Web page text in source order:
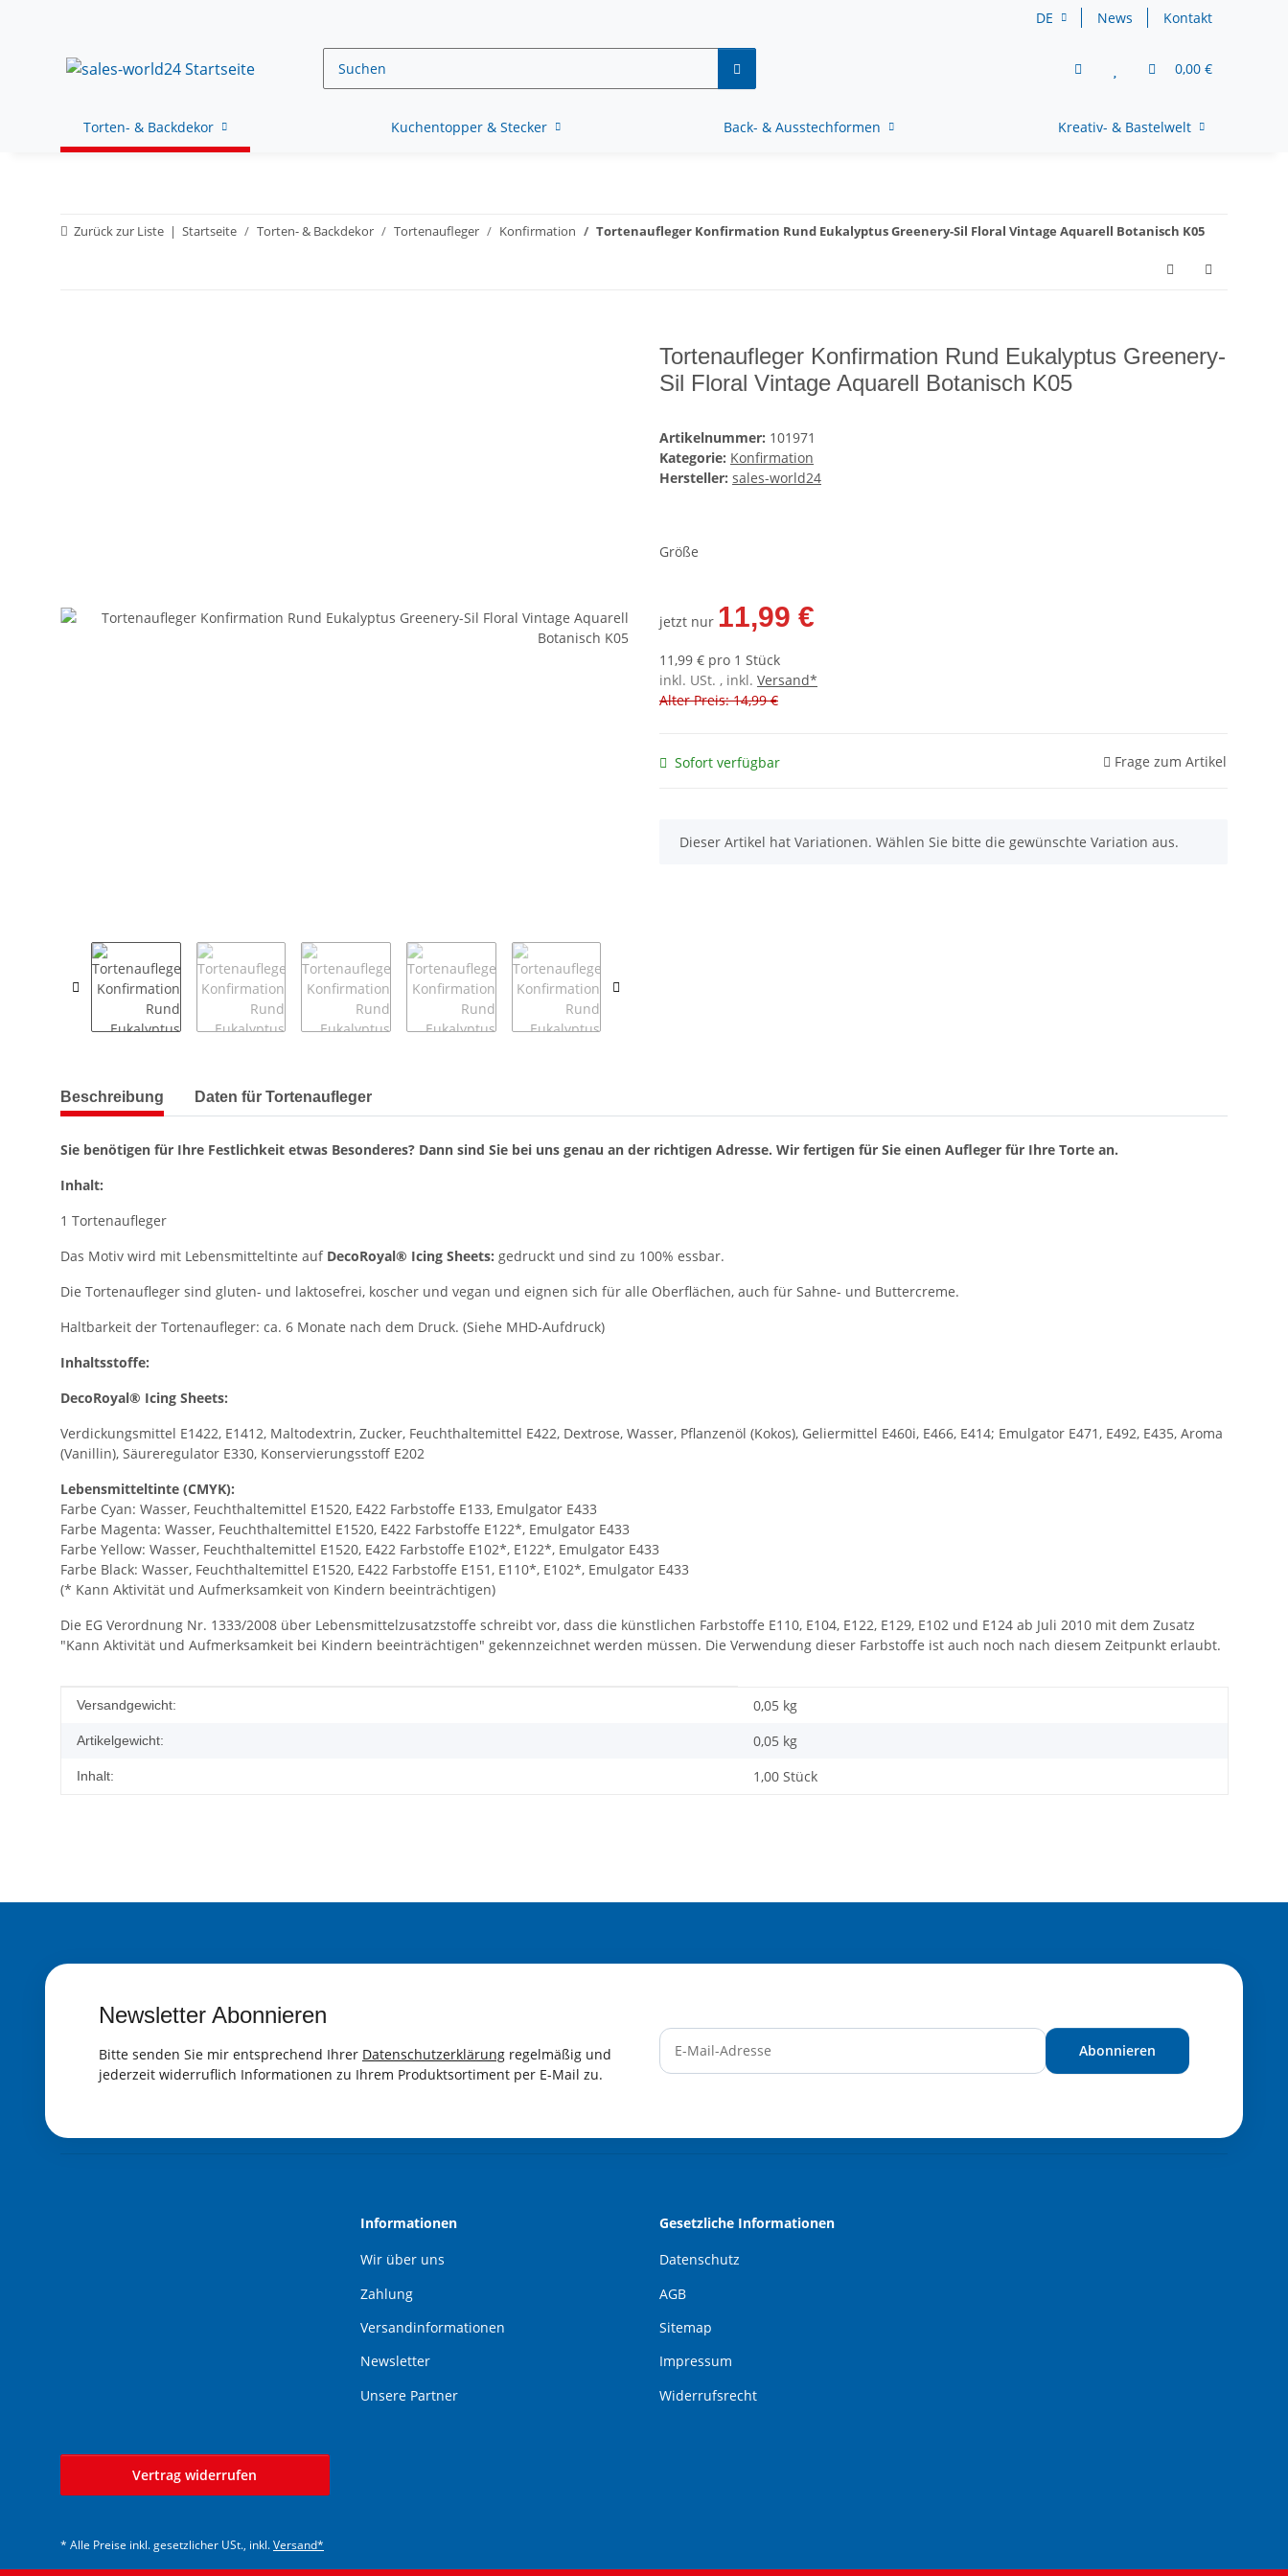
DE News Kontakt
0,00 €
Torten- & Backdekor Kuchentopper & Stecker Back- & Ausstechformen Kreativ- & Bastelwelt
Zurück zur Liste Startseite Torten- & Backdekor Tortenaufleger Konfirmation Tortenaufleger Konfirmation Rund Eukalyptus Greenery-Sil Floral Vintage Aquarell Botanisch K05
Tortenaufleger Konfirmation Rund Eukalyptus Greenery-
Sil Floral Vintage Aquarell Botanisch K05
Artikelnummer: 101971
Kategorie: Konfirmation
Hersteller: sales-world24
Größe
jetzt nur 11,99 €
11,99 € pro 1 Stück
inkl. USt. , inkl. Versand*
Alter Preis: 14,99 €
Sofort verfügbar Frage zum Artikel
x
Dieser Artikel hat Variationen. Wählen Sie bitte die gewünschte Variation aus.
weitere Registerkarten anzeigen
Beschreibung Daten für Tortenaufleger
Sie benötigen für Ihre Festlichkeit etwas Besonderes? Dann sind Sie bei uns genau an der richtigen Adresse. Wir fertigen für Sie einen Aufleger für Ihre Torte an.
Inhalt:
1 Tortenaufleger
Das Motiv wird mit Lebensmitteltinte auf DecoRoyal® Icing Sheets: gedruckt und sind zu 100% essbar.
Die Tortenaufleger sind gluten- und laktosefrei, koscher und vegan und eignen sich für alle Oberflächen, auch für Sahne- und Buttercreme.
Haltbarkeit der Tortenaufleger: ca. 6 Monate nach dem Druck. (Siehe MHD-Aufdruck)
Inhaltsstoffe:
DecoRoyal® Icing Sheets:
Verdickungsmittel E1422, E1412, Maltodextrin, Zucker, Feuchthaltemittel E422, Dextrose, Wasser, Pflanzenöl (Kokos), Geliermittel E460i, E466, E414; Emulgator E471, E492, E435, Aroma
(Vanillin), Säureregulator E330, Konservierungsstoff E202
Lebensmitteltinte (CMYK):
Farbe Cyan: Wasser, Feuchthaltemittel E1520, E422 Farbstoffe E133, Emulgator E433
Farbe Magenta: Wasser, Feuchthaltemittel E1520, E422 Farbstoffe E122*, Emulgator E433
Farbe Yellow: Wasser, Feuchthaltemittel E1520, E422 Farbstoffe E102*, E122*, Emulgator E433
Farbe Black: Wasser, Feuchthaltemittel E1520, E422 Farbstoffe E151, E110*, E102*, Emulgator E433
(* Kann Aktivität und Aufmerksamkeit von Kindern beeinträchtigen)
Die EG Verordnung Nr. 1333/2008 über Lebensmittelzusatzstoffe schreibt vor, dass die künstlichen Farbstoffe E110, E104, E122, E129, E102 und E124 ab Juli 2010 mit dem Zusatz
"Kann Aktivität und Aufmerksamkeit bei Kindern beeinträchtigen" gekennzeichnet werden müssen. Die Verwendung dieser Farbstoffe ist auch noch nach diesem Zeitpunkt erlaubt.
Produkteigenschaft
Wert
Versandgewicht: 0,05 kg
Artikelgewicht: 0,05 kg
Inhalt: 1,00 Stück
Newsletter Abonnieren
Bitte senden Sie mir entsprechend Ihrer Datenschutzerklärung regelmäßig und
jederzeit widerruflich Informationen zu Ihrem Produktsortiment per E-Mail zu.
Abonnieren
Informationen
Wir über uns
Zahlung
Versandinformationen
Newsletter
Unsere Partner
Gesetzliche Informationen
Datenschutz
AGB
Sitemap
Impressum
Widerrufsrecht
Vertrag widerrufen
* Alle Preise inkl. gesetzlicher USt., inkl.Versand*